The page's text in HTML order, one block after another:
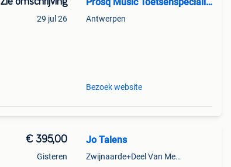
29 jul 26 Antwerpen
Bezoek website
€ 395,00
Gisteren
Jo Talens
Zwijnaarde+Deel Van Merelbeke